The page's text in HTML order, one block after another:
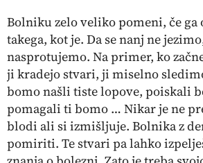
Bolniku zelo veliko pomeni, če ga
takega, kot je. Da se nanj ne
nasprotujemo. Na primer, ko
ji kradejo stvari, ji miselno
bomo našli tiste lopove, poiskali
pomagali ti bomo … Nikar je ne
blodi ali si izmišljuje. Bolnika z
pomiriti. Te stvari pa lahko